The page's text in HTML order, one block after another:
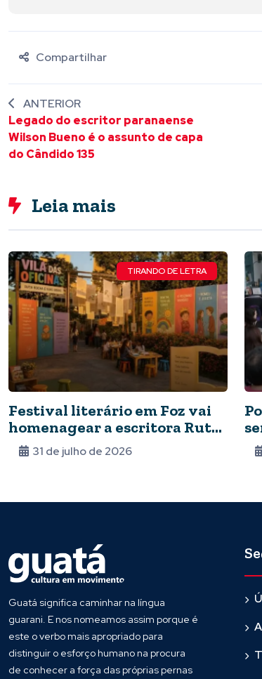
Compartilhar
ANTERIOR
Legado do escritor paranaense
Wilson Bueno é o assunto de capa
do Cândido 135
Leia mais
TIRANDO DE LETRA
Festival literário em Foz vai
homenagear a escritora Ruth
Rocha
31 de julho de 2026
Guatá significa caminhar na língua
guarani. E nos nomeamos assim porque é
este o verbo mais apropriado para
distinguir o esforço humano na procura
de conhecer a força das próprias pernas